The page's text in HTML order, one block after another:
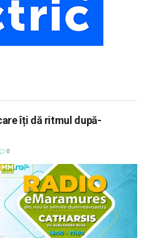
îți dă ritmul după-
0